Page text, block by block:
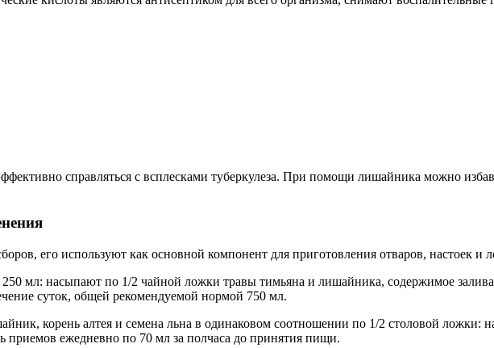
справляться с всплесками туберкулеза. При помощи лишайника можно
его используют как основной компонент для приготовления отваров, настоек и
мл: насыпают по 1/2 чайной ложки травы тимьяна и лишайника, содержимое
суток, общей рекомендуемой нормой 750 мл.
корень алтея и семена льна в одинаковом соотношении по 1/2 столовой ложки:
ежедневно по 70 мл за полчаса до принятия пищи.